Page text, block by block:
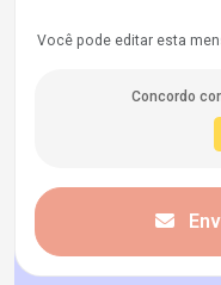
Você pode editar esta
Concordo